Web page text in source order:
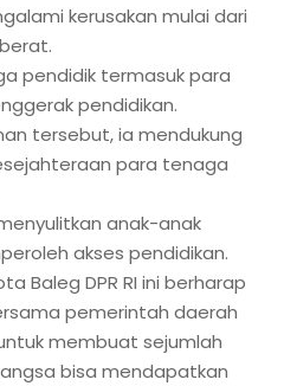
kerusakan mulai dari
pendidik termasuk para
pendidikan.
tersebut, ia mendukung
para tenaga
anak-anak
akses pendidikan.
Baleg DPR RI ini berharap
pemerintah daerah
membuat sejumlah
bisa mendapatkan